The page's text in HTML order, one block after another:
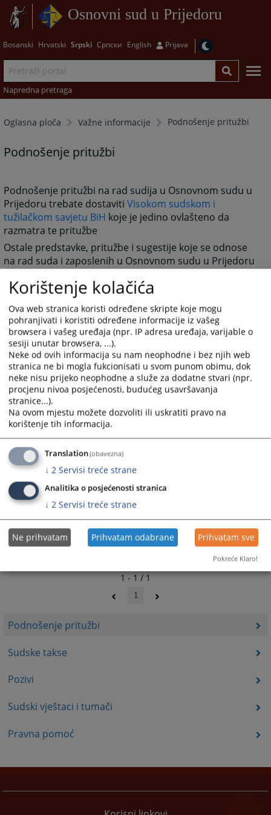
Osnovni sud u Prijedoru
Bosanski Hrvatski Srpski Српски English Prijava
Napredna pretraga
Oglasna ploča Važne informacije Podnošenje pritužbi
Podnošenje pritužbi
Sudske takse
Pozivi
Sudski vještaci i tumači
Pravna pomoć
Podnošenje pritužbi
Podnošenje pritužbi na rad sudija u Osnovnom sudu u
Prijedoru trebate dostavitiVisokom sudskom i
tužilačkom savjetu BiH koje je jedino ovlašteno da
razmatra te pritužbe
Ostale predstavke, pritužbe i sugestije koje se odnose
na rad suda i zaposlenih u Osnovnom sudu u Prijedoru
holu prizemlja zgrade Osnovnog suda u Prijedoru.
6793PREGLEDA
1 - 1 / 1
1
Korištenje kolačića
Ova web stranica koristi određene skripte koje mogu
pohranjivati i koristiti određene informacije iz vašeg
browsera i vašeg uređaja (npr. IP adresa uređaja, varijable o
sesiji unutar browsera, ...).
Neke od ovih informacija su nam neophodne i bez njih web
stranica ne bi mogla fukcionisati u svom punom obimu, dok
neke nisu prijeko neophodne a služe za dodatne stvari (npr.
procjenu nivoa posjećenosti, budućeg usavršavanja
stranice...).
Na ovom mjestu možete dozvoliti ili uskratiti pravo na
korištenje tih informacija.
Translation(obavezna)
↓ 2 Servisi treće strane
Analitika o posjećenosti stranica
↓ 2 Servisi treće strane
Ne prihvatam Prihvatam odabrane Prihvatam sve
Pokreće Klaro!